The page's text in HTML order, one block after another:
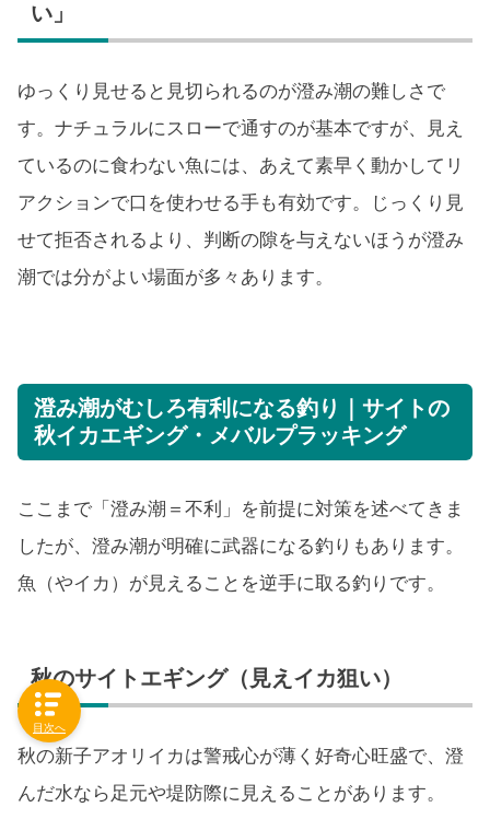
い」
ゆっくり見せると見切られるのが澄み潮の難しさで
す。ナチュラルにスローで通すのが基本ですが、見え
ているのに食わない魚には、あえて素早く動かしてリ
アクションで口を使わせる手も有効です。じっくり見
せて拒否されるより、判断の隙を与えないほうが澄み
潮では分がよい場面が多々あります。
澄み潮がむしろ有利になる釣り｜サイトの
秋イカエギング・メバルプラッキング
ここまで「澄み潮＝不利」を前提に対策を述べてきま
したが、澄み潮が明確に武器になる釣りもあります。
魚（やイカ）が見えることを逆手に取る釣りです。
秋のサイトエギング（見えイカ狙い）
秋の新子アオリイカは警戒心が薄く好奇心旺盛で、澄
んだ水なら足元や堤防際に見えることがあります。
目次へ